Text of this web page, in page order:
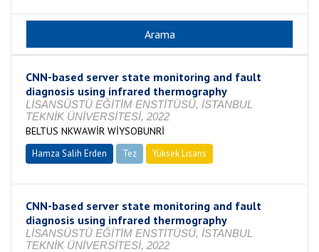
CNN-based server state monitoring and fault
diagnosis using infrared thermography
LİSANSÜSTÜ EĞİTİM ENSTİTÜSÜ, İSTANBUL
TEKNİK ÜNİVERSİTESİ, 2022
BELTUS NKWAWİR WİYSOBUNRİ
Hamza Salih Erden Tez Yüksek Lisans
CNN-based server state monitoring and fault
diagnosis using infrared thermography
LİSANSÜSTÜ EĞİTİM ENSTİTÜSÜ, İSTANBUL
TEKNİK ÜNİVERSİTESİ, 2022